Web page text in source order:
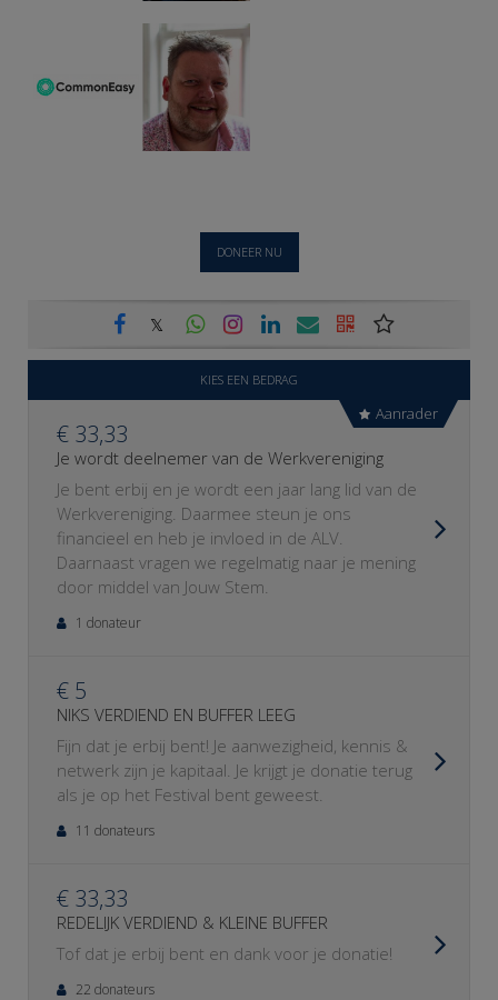
DONEER NU
𝕏
KIES EEN BEDRAG
Aanrader
€ 33,33
Je wordt deelnemer van de Werkvereniging
Je bent erbij en je wordt een jaar lang lid van de
Werkvereniging. Daarmee steun je ons
financieel en heb je invloed in de ALV.
Daarnaast vragen we regelmatig naar je mening
door middel van Jouw Stem.
1 donateur
€ 5
NIKS VERDIEND EN BUFFER LEEG
Fijn dat je erbij bent! Je aanwezigheid, kennis &
netwerk zijn je kapitaal. Je krijgt je donatie terug
als je op het Festival bent geweest.
11 donateurs
€ 33,33
REDELIJK VERDIEND & KLEINE BUFFER
Tof dat je erbij bent en dank voor je donatie!
22 donateurs